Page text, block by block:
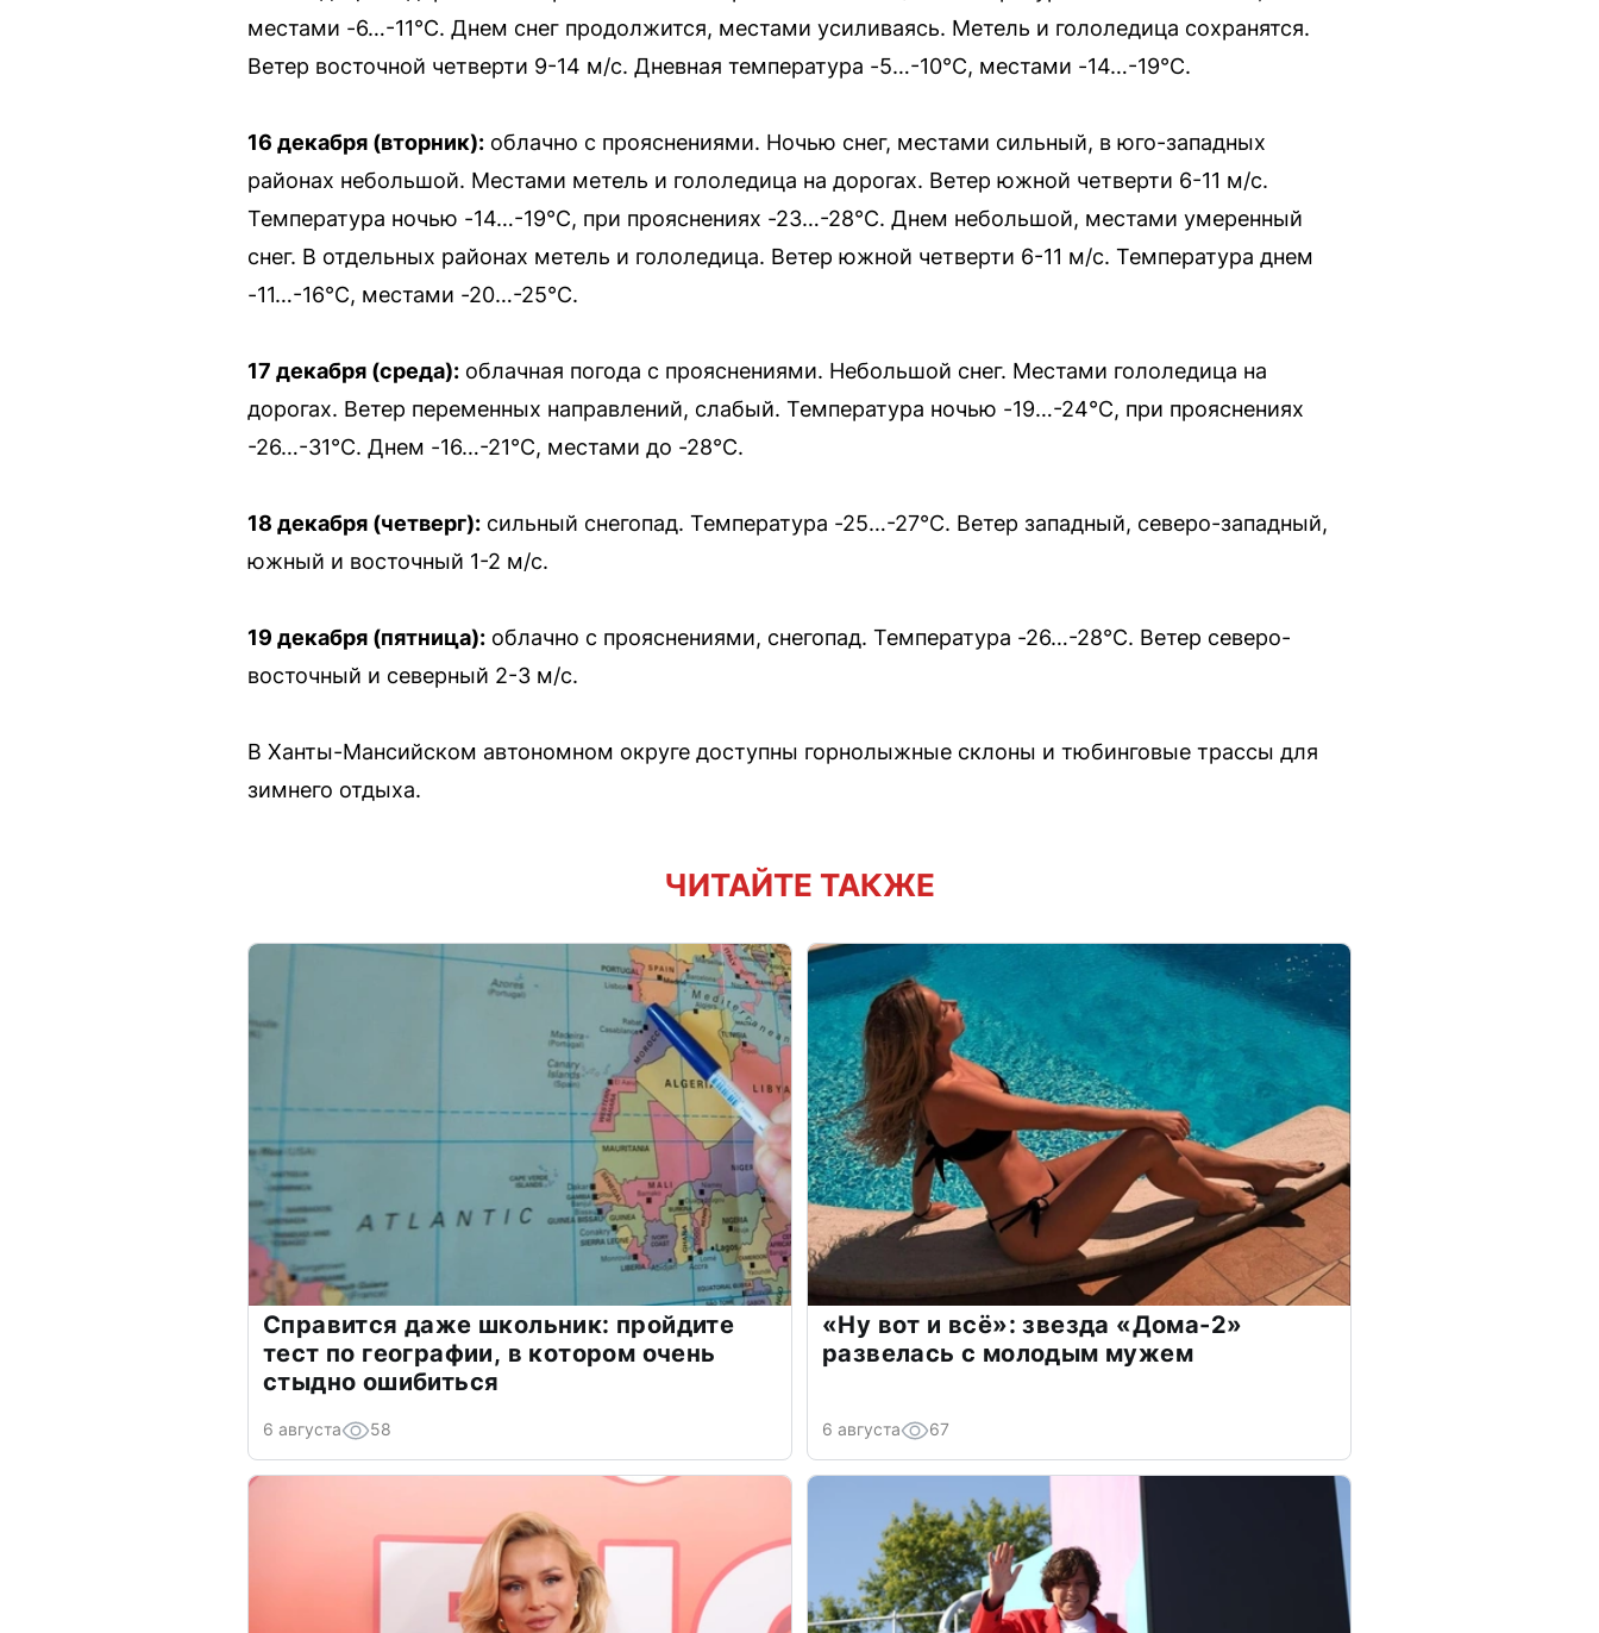
местами -6…-11°C. Днем снег продолжится, местами усиливаясь. Метель и гололедица сохранятся.
Ветер восточной четверти 9-14 м/с. Дневная температура -5…-10°C, местами -14…-19°C.
16 декабря (вторник): облачно с прояснениями. Ночью снег, местами сильный, в юго-западных
районах небольшой. Местами метель и гололедица на дорогах. Ветер южной четверти 6-11 м/с.
Температура ночью -14…-19°C, при прояснениях -23…-28°C. Днем небольшой, местами умеренный
снег. В отдельных районах метель и гололедица. Ветер южной четверти 6-11 м/с. Температура днем
-11…-16°C, местами -20…-25°C.
17 декабря (среда): облачная погода с прояснениями. Небольшой снег. Местами гололедица на
дорогах. Ветер переменных направлений, слабый. Температура ночью -19…-24°C, при прояснениях
-26…-31°C. Днем -16…-21°C, местами до -28°C.
18 декабря (четверг): сильный снегопад. Температура -25…-27°C. Ветер западный, северо-западный,
южный и восточный 1-2 м/с.
19 декабря (пятница): облачно с прояснениями, снегопад. Температура -26…-28°C. Ветер северо-
восточный и северный 2-3 м/с.
В Ханты-Мансийском автономном округе доступны горнолыжные склоны и тюбинговые трассы для
зимнего отдыха.
ЧИТАЙТЕ ТАКЖЕ
Справится даже школьник: пройдите
тест по географии, в котором очень
стыдно ошибиться
6 августа 58
«Ну вот и всё»: звезда «Дома-2»
развелась с молодым мужем
6 августа 67